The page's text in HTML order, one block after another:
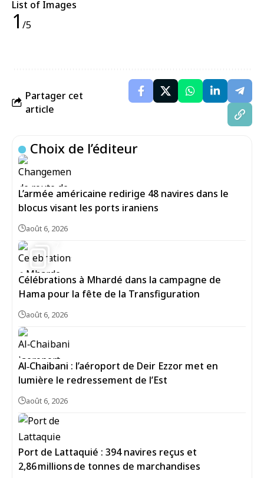
List of Images
1 /5
Partager cet
article
Choix de l’éditeur
L’armée américaine redirige 48 navires dans le
blocus visant les ports iraniens
août 6, 2026
Célébrations à Mhardé dans la campagne de
Hama pour la fête de la Transfiguration
août 6, 2026
Al‑Chaibani : l’aéroport de Deir Ezzor met en
lumière le redressement de l’Est
août 6, 2026
Port de Lattaquié : 394 navires reçus et
2,86 millions de tonnes de marchandises